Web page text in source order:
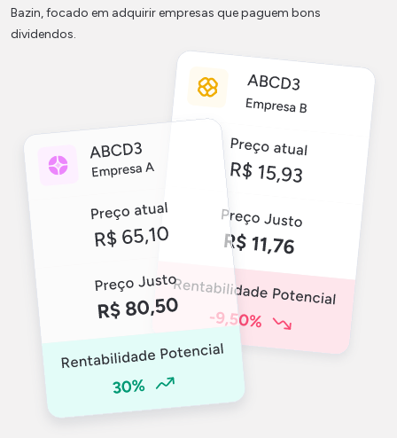
Bazin, focado em adquirir empresas que paguem bons
dividendos.